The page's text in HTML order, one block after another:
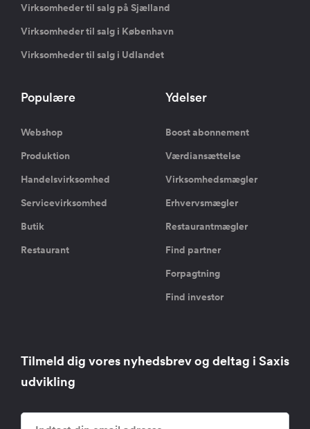
Virksomheder til salg på Sjælland
Virksomheder til salg i København
Virksomheder til salg i Udlandet
Populære
Webshop
Produktion
Handelsvirksomhed
Servicevirksomhed
Butik
Restaurant
Ydelser
Boost abonnement
Værdiansættelse
Virksomhedsmægler
Erhvervsmægler
Restaurantmægler
Find partner
Forpagtning
Find investor
Tilmeld dig vores nyhedsbrev og deltag i Saxis
udvikling